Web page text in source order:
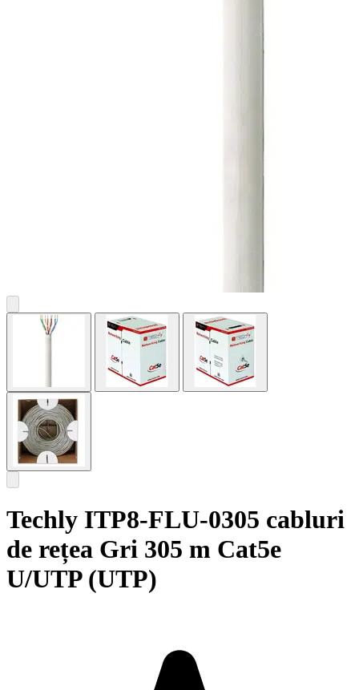
Techly ITP8-FLU-0305 cabluri
de rețea Gri 305 m Cat5e
U/UTP (UTP)